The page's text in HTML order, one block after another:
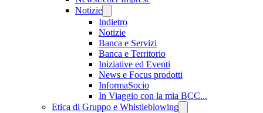
Notizie
Indietro
Notizie
Banca e Servizi
Banca e Territorio
Iniziative ed Eventi
News e Focus prodotti
InformaSocio
In Viaggio con la mia BCC...
Etica di Gruppo e Whistleblowing